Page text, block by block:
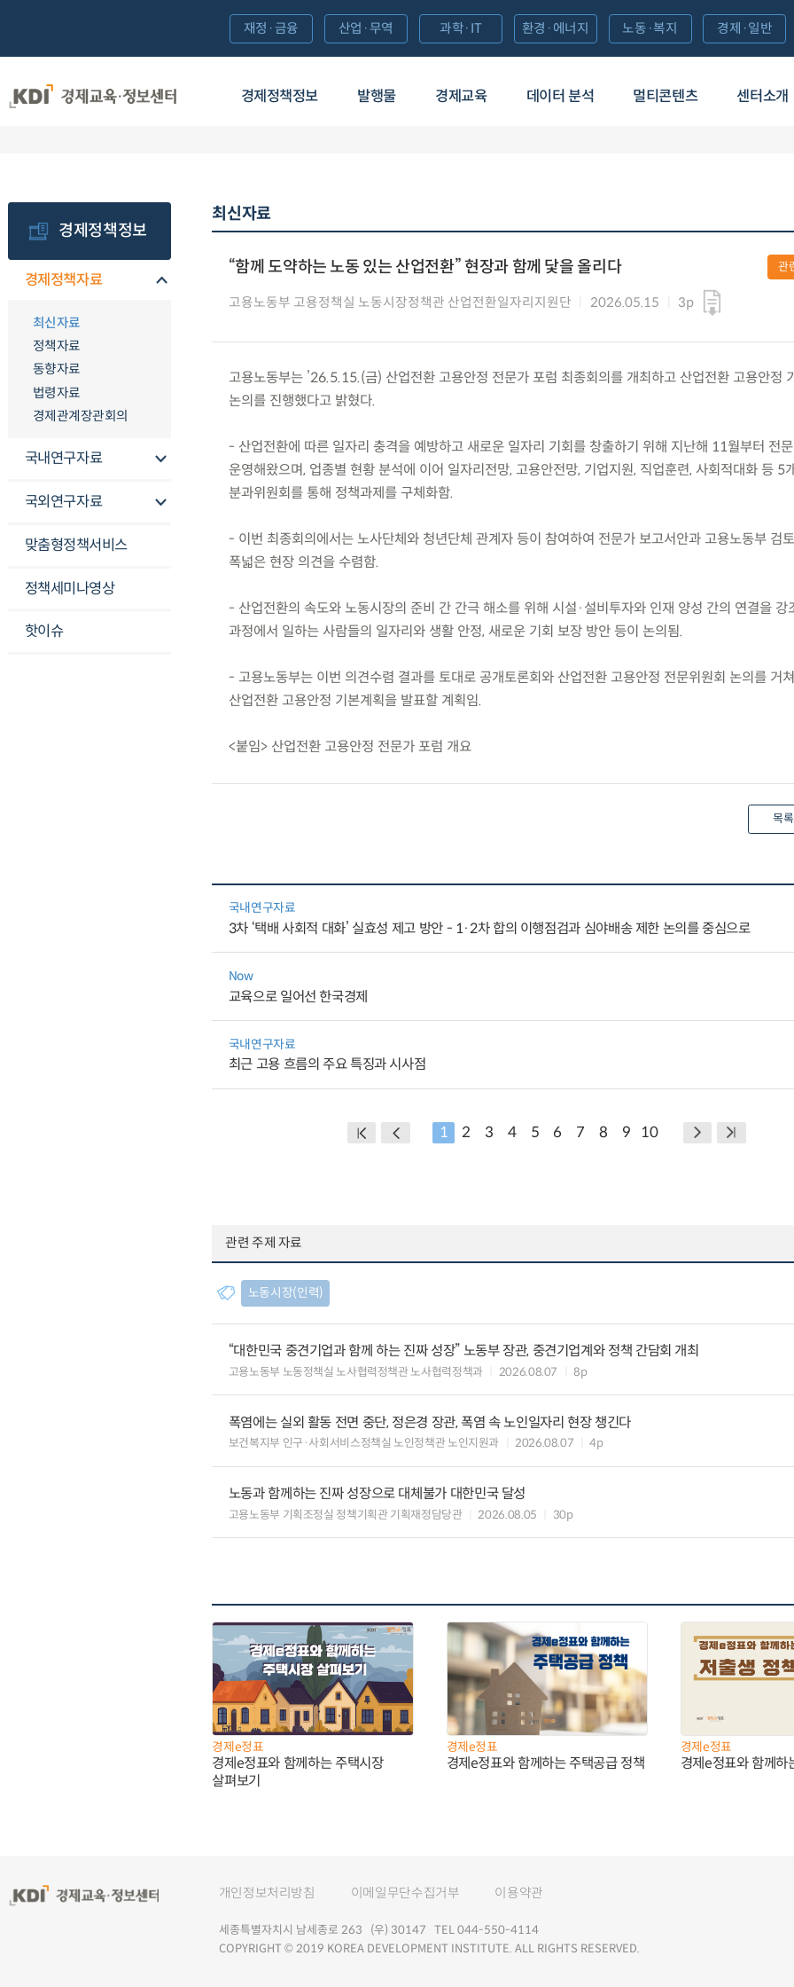
경제정책정보 발행물 경제교육 데이터 분석 멀티콘텐츠 센터소개
재정·금융 산업·무역 과학·IT 환경·에너지 노동·복지 경제·일반
경제정책정보
경제정책자료
최신자료
정책자료
동향자료
법령자료
경제관계장관회의
국내연구자료
국외연구자료
맞춤형정책서비스
정책세미나영상
핫이슈
최신자료
“함께 도약하는 노동 있는 산업전환” 현장과 함께 닻을 올리다
고용노동부 고용정책실 노동시장정책관 산업전환일자리지원단 2026.05.15 3p
관
고용노동부는 ’26.5.15.(금) 산업전환 고용안정 전문가 포럼 최종회의를 개최하고 산업전환 고용안정
논의를 진행했다고 밝혔다.
- 산업전환에 따른 일자리 충격을 예방하고 새로운 일자리 기회를 창출하기 위해 지난해 11월부터 전
운영해왔으며, 업종별 현황 분석에 이어 일자리전망, 고용안전망, 기업지원, 직업훈련, 사회적대화 등 5
분과위원회를 통해 정책과제를 구체화함.
- 이번 최종회의에서는 노사단체와 청년단체 관계자 등이 참여하여 전문가 보고서안과 고용노동부 검
폭넓은 현장 의견을 수렴함.
- 산업전환의 속도와 노동시장의 준비 간 간극 해소를 위해 시설·설비투자와 인재 양성 간의 연결을 강
과정에서 일하는 사람들의 일자리와 생활 안정, 새로운 기회 보장 방안 등이 논의됨.
- 고용노동부는 이번 의견수렴 결과를 토대로 공개토론회와 산업전환 고용안정 전문위원회 논의를 거
산업전환 고용안정 기본계획을 발표할 계획임.
<붙임> 산업전환 고용안정 전문가 포럼 개요
목
국내연구자료
3차 ‘택배 사회적 대화’ 실효성 제고 방안 - 1·2차 합의 이행점검과 심야배송 제한 논의를 중심으로
Now
교육으로 일어선 한국경제
국내연구자료
최근 고용 흐름의 주요 특징과 시사점
1 2 3 4 5 6 7 8 9 10
관련 주제 자료
노동시장(인력)
“대한민국 중견기업과 함께 하는 진짜 성장” 노동부 장관, 중견기업계와 정책 간담회 개최
고용노동부 노동정책실 노사협력정책관 노사협력정책과 2026.08.07 8p
폭염에는 실외 활동 전면 중단, 정은경 장관, 폭염 속 노인일자리 현장 챙긴다
보건복지부 인구·사회서비스정책실 노인정책관 노인지원과 2026.08.07 4p
노동과 함께하는 진짜 성장으로 대체불가 대한민국 달성
고용노동부 기획조정실 정책기획관 기획재정담당관 2026.08.05 30p
경제e정표
경제e정표와 함께하는 주택시장
살펴보기
경제e정표
경제e정표와 함께하는 주택공급 정책
경제e정표
경제e정표와 함께하
개인정보처리방침 이메일무단수집거부 이용약관
세종특별자치시 남세종로 263 (우) 30147 TEL 044-550-4114
COPYRIGHT © 2019 KOREA DEVELOPMENT INSTITUTE. ALL RIGHTS RESERVED.